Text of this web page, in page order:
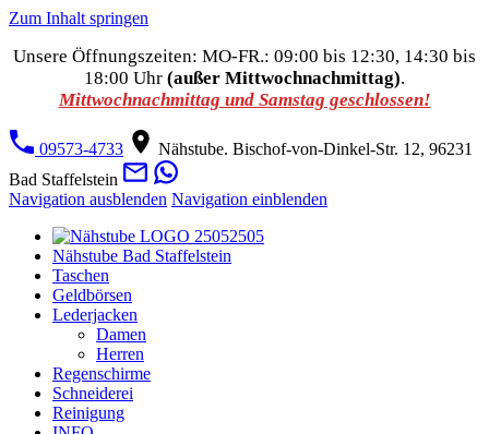
Zum Inhalt springen
Unsere Öffnungszeiten: MO-FR.: 09:00 bis 12:30, 14:30 bis
18:00 Uhr (außer Mittwochnachmittag).
Mittwochnachmittag und Samstag geschlossen!
09573-4733
Nähstube. Bischof-von-Dinkel-Str. 12, 96231
Bad Staffelstein
Navigation ausblenden Navigation einblenden
Nähstube Bad Staffelstein
Taschen
Geldbörsen
Lederjacken
Damen
Herren
Regenschirme
Schneiderei
Reinigung